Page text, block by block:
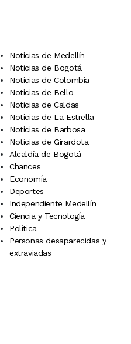
Noticias de Medellín
Noticias de Bogotá
Noticias de Colombia
Noticias de Bello
Noticias de Caldas
Noticias de La Estrella
Noticias de Barbosa
Noticias de Girardota
Alcaldía de Bogotá
Chances
Economía
Deportes
Independiente Medellín
Ciencia y Tecnología
Política
Personas desaparecidas y
extraviadas